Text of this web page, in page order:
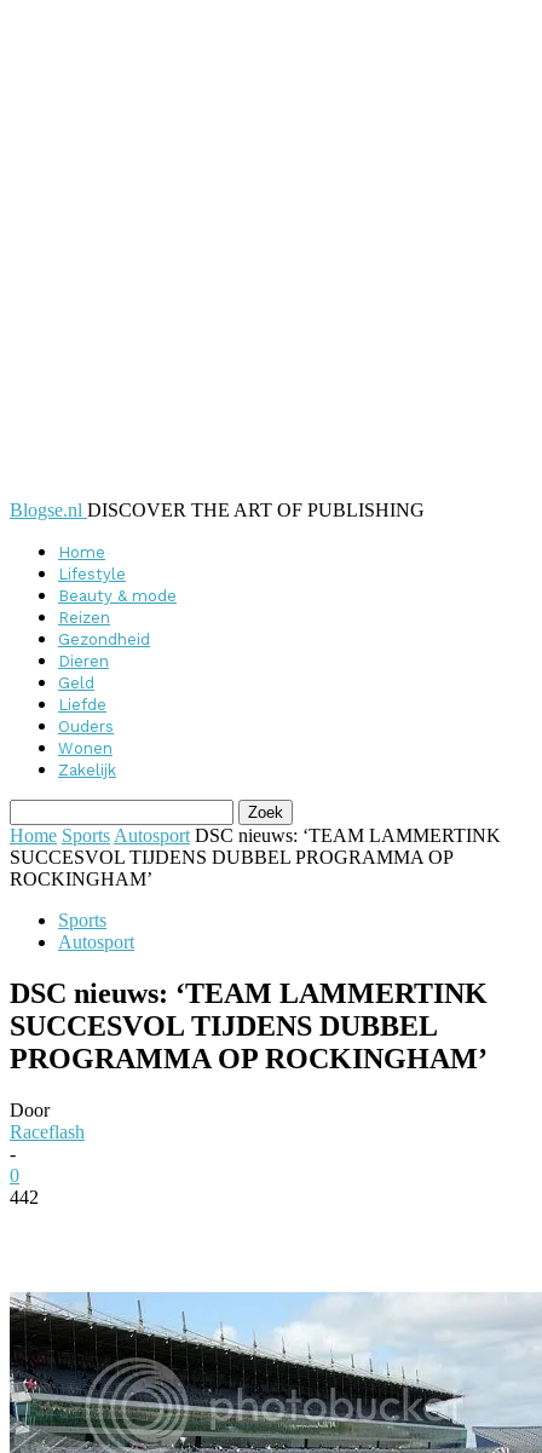
Blogse.nl DISCOVER THE ART OF PUBLISHING
Home
Lifestyle
Beauty & mode
Reizen
Gezondheid
Dieren
Geld
Liefde
Ouders
Wonen
Zakelijk
Home Sports Autosport DSC nieuws: ‘TEAM LAMMERTINK
SUCCESVOL TIJDENS DUBBEL PROGRAMMA OP
ROCKINGHAM’
Sports
Autosport
DSC nieuws: ‘TEAM LAMMERTINK
SUCCESVOL TIJDENS DUBBEL
PROGRAMMA OP ROCKINGHAM’
Door
Raceflash
-
0
442